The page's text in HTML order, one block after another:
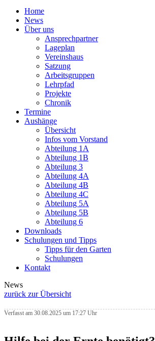
Home
News
Über uns
Ansprechpartner
Lageplan
Vereinshaus
Satzung
Arbeitsgruppen
Lehrpfad
Projekte
Chronik
Termine
Aushänge
Übersicht
Infos vom Vorstand
Abteilung 1A
Abteilung 1B
Abteilung 3
Abteilung 4A
Abteilung 4B
Abteilung 4C
Abteilung 5A
Abteilung 5B
Abteilung 6
Downloads
Schulungen und Tipps
Tipps für den Garten
Schulungen
Kontakt
News
zurück zur Übersicht
Verfasst am 30.08.2025 um 17:27 Uhr